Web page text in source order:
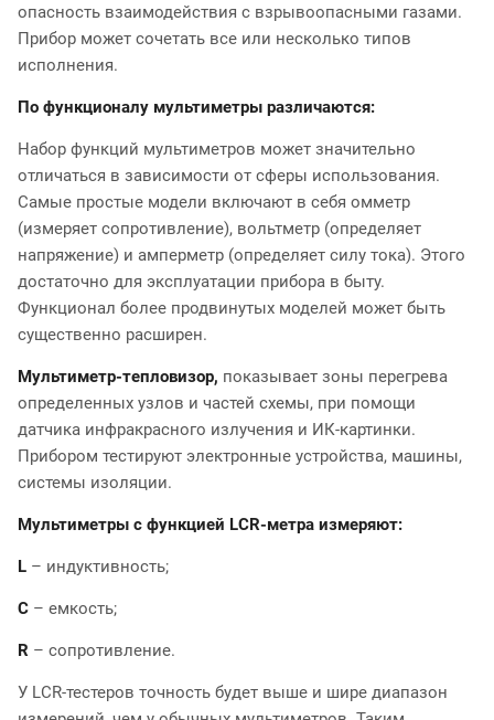
опасность взаимодействия с взрывоопасными газами.
Прибор может сочетать все или несколько типов
исполнения.
По функционалу мультиметры различаются:
Набор функций мультиметров может значительно
отличаться в зависимости от сферы использования.
Самые простые модели включают в себя омметр
(измеряет сопротивление), вольтметр (определяет
напряжение) и амперметр (определяет силу тока). Этого
достаточно для эксплуатации прибора в быту.
Функционал более продвинутых моделей может быть
существенно расширен.
Мультиметр-тепловизор, показывает зоны перегрева
определенных узлов и частей схемы, при помощи
датчика инфракрасного излучения и ИК-картинки.
Прибором тестируют электронные устройства, машины,
системы изоляции.
Мультиметры с функцией LCR-метра измеряют:
L – индуктивность;
С – емкость;
R – сопротивление.
У LCR-тестеров точность будет выше и шире диапазон